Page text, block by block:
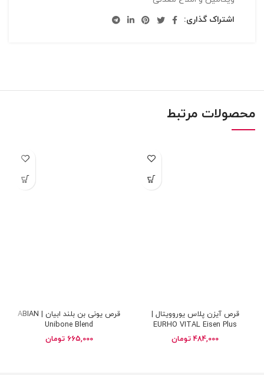
اشتراک گذاری:
محصولات مرتبط
قرص آیزن پلاس یوروویتال |
EURHO VITAL Eisen Plus
484,000 تومان
قرص یونی بن بلند ابیان | ABIAN
Unibone Blend
665,000 تومان